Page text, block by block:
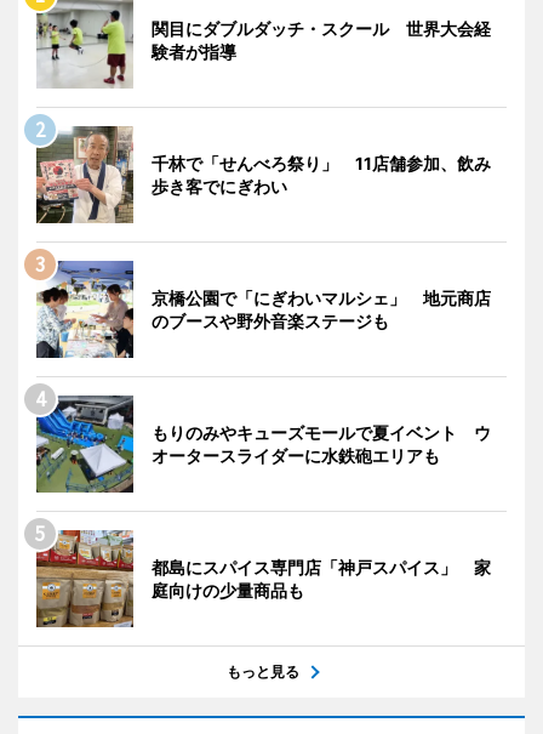
関目にダブルダッチ・スクール 世界大会経
験者が指導
千林で「せんべろ祭り」 11店舗参加、飲み
歩き客でにぎわい
京橋公園で「にぎわいマルシェ」 地元商店
のブースや野外音楽ステージも
もりのみやキューズモールで夏イベント ウ
オータースライダーに水鉄砲エリアも
都島にスパイス専門店「神戸スパイス」 家
庭向けの少量商品も
もっと見る